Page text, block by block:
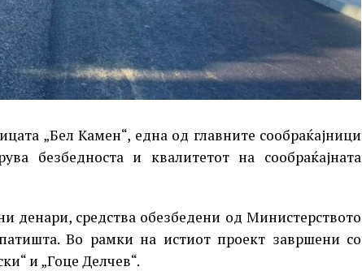
„Бел Камен“, една од главните сообраќајници
безбедноста и квалитетот на сообраќајната
денари, средства обезбедени од Министерството
Во рамки на истиот проект завршени со
и „Гоце Делчев“.